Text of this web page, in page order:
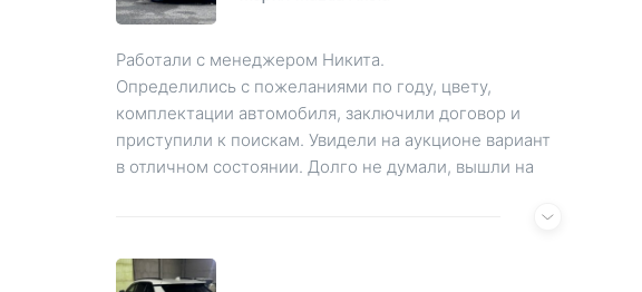
Работали с менеджером Никита.
Определились с пожеланиями по году, цвету,
комплектации автомобиля, заключили договор и
приступили к поискам. Увидели на аукционе вариант
в отличном состоянии. Долго не думали, вышли на
Никите за отличное отношение, профессиональный